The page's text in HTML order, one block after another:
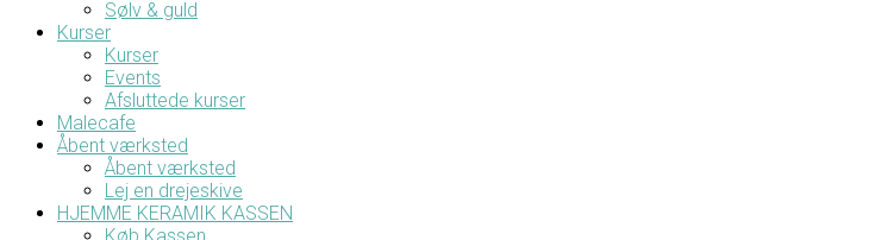
Sølv & guld
Kurser
Kurser
Events
Afsluttede kurser
Malecafe
Åbent værksted
Åbent værksted
Lej en drejeskive
HJEMME KERAMIK KASSEN